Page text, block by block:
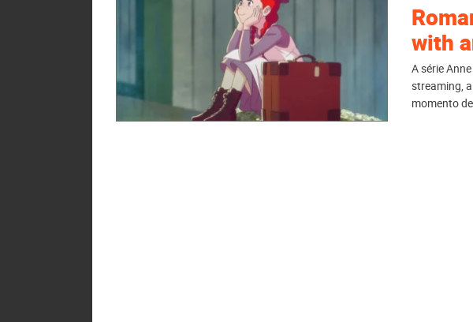
with
A série
streaming,
momento